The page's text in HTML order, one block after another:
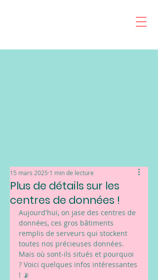
Plus de détails sur les
centres de données !
15 mars 2025 1 min de lecture
Aujourd'hui, on jase des centres de
données, ces gros bâtiments
remplis de serveurs qui stockent
toutes nos précieuses données.
Mais où sont-ils situés et pourquoi
? Voici quelques infos intéressantes
! 📡